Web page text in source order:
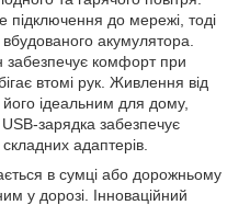
підключення до мережі, тоді
акумулятора.
забезпечує комфорт при
втомі рук. Живлення від
ідеальним для дому,
зарядка забезпечує
адаптерів.
в сумці або дорожньому
у дорозі. Інноваційний